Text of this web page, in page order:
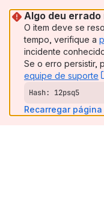
Algo deu errado
O item deve se
tempo, verifique a
incidente
Se o erro persistir,
equipe de suporte
Hash: 12psq5
Recarregar página